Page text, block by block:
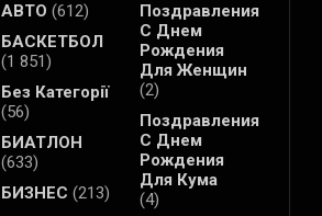
АВТО (612)
БАСКЕТБОЛ
(1 851)
Без Категорії
(56)
БИАТЛОН
(633)
БИЗНЕС (213)
Поздравления
С Днем
Рождения
Для Женщин
(2)
Поздравления
С Днем
Рождения
Для Кума
(4)